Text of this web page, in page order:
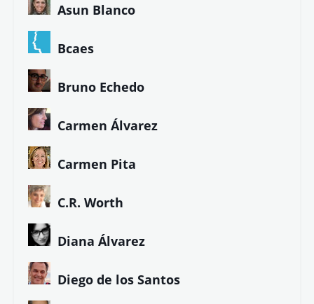
Asun Blanco
Bcaes
Bruno Echedo
Carmen Álvarez
Carmen Pita
C.R. Worth
Diana Álvarez
Diego de los Santos